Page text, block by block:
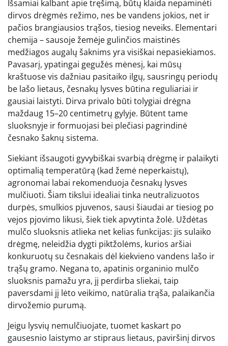
Išsamiai kalbant apie tręšimą, būtų klaida nepaminėti
dirvos drėgmės režimo, nes be vandens jokios, net ir
pačios brangiausios trąšos, tiesiog neveiks. Elementari
chemija – sausoje žemėje gulinčios maistinės
medžiagos augalų šaknims yra visiškai nepasiekiamos.
Pavasarį, ypatingai gegužės mėnesį, kai mūsų
kraštuose vis dažniau pasitaiko ilgų, sausringų periodų
be lašo lietaus, česnakų lysves būtina reguliariai ir
gausiai laistyti. Dirva privalo būti tolygiai drėgna
maždaug 15–20 centimetrų gylyje. Būtent tame
sluoksnyje ir formuojasi bei plečiasi pagrindinė
česnako šaknų sistema.
Siekiant išsaugoti gyvybiškai svarbią drėgmę ir palaikyti
optimalią temperatūrą (kad žemė neperkaistų),
agronomai labai rekomenduoja česnakų lysves
mulčiuoti. Šiam tikslui idealiai tinka neutralizuotos
durpės, smulkios pjuvenos, sausi šiaudai ar tiesiog po
vejos pjovimo likusi, šiek tiek apvytinta žolė. Uždėtas
mulčo sluoksnis atlieka net kelias funkcijas: jis sulaiko
drėgmę, neleidžia dygti piktžolėms, kurios aršiai
konkuruotų su česnakais dėl kiekvieno vandens lašo ir
trąšų gramo. Negana to, apatinis organinio mulčo
sluoksnis pamažu yra, jį perdirba sliekai, taip
paversdami jį lėto veikimo, natūralia trąša, palaikančia
dirvožemio purumą.
Jeigu lysvių nemulčiuojate, tuomet kaskart po
gausesnio laistymo ar stipraus lietaus, paviršinį dirvos